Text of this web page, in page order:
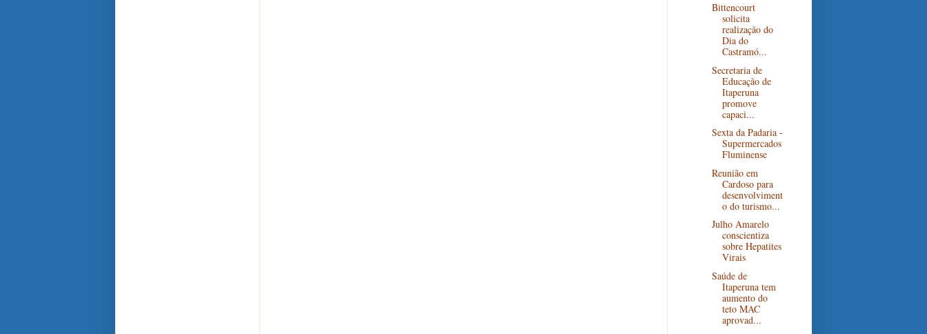
Bittencourt
solicita
realização do
Dia do
Castramó...
Secretaria de
Educação de
Itaperuna
promove
capaci...
Sexta da Padaria -
Supermercados
Fluminense
Reunião em
Cardoso para
desenvolviment
o do turismo...
Julho Amarelo
conscientiza
sobre Hepatites
Virais
Saúde de
Itaperuna tem
aumento do
teto MAC
aprovad...